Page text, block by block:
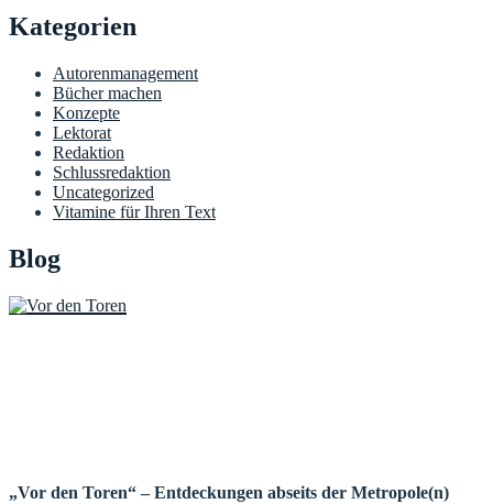
Kategorien
Autorenmanagement
Bücher machen
Konzepte
Lektorat
Redaktion
Schlussredaktion
Uncategorized
Vitamine für Ihren Text
Blog
„Vor den Toren“ – Entdeckungen abseits der Metropole(n)